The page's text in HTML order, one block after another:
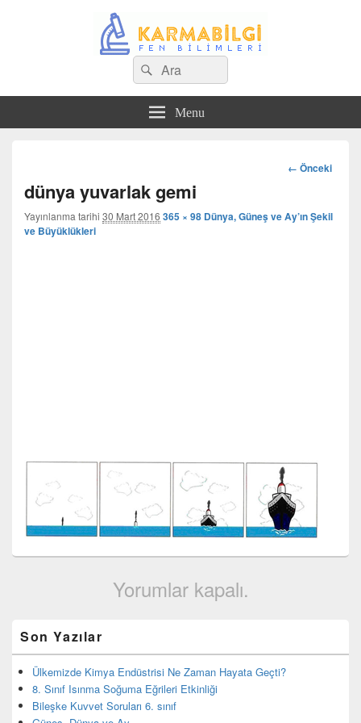
Search
for:
Ara
Menu
Görsel
← Önceki
dünya yuvarlak gemi
Yayınlanma tarihi 30 Mart 2016 365 × 98 Dünya, Güneş ve Ay’ın Şekil
ve Büyüklükleri
Yorumlar kapalı.
yan
bar
eklenti
bölgesi
Son Yazılar
Ülkemizde Kimya Endüstrisi Ne Zaman Hayata Geçti?
8. Sınıf Isınma Soğuma Eğrileri Etkinliği
Bileşke Kuvvet Soruları 6. sınıf